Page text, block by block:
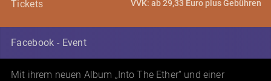
Tickets VVK: ab 29,33 Euro plus Gebühren
Facebook - Event
Mit ihrem neuen Album „Into The Ether“ und einer